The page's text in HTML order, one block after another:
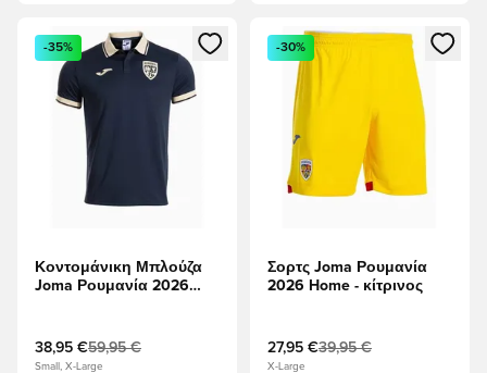
Ανοίγει ένα Modal για να συνδεθείτε ή να εγγραφείτε ως
-35%
Κοντομάνικη Μπλούζα
Joma Ρουμανία 2026
38,95 €59,95 €
Small, X-Large
Ανοίγει ένα Modal για να
-30%
Σορτς Joma Ρουμανία
2026 Home - κίτρινος
27,95 €39,95 €
X-Large